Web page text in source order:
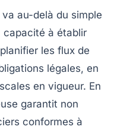
va au-delà du simple
capacité à établir
les flux de
légales, en
en vigueur. En
garantit non
conformes à